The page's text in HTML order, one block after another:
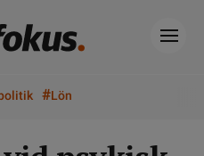
#Lön